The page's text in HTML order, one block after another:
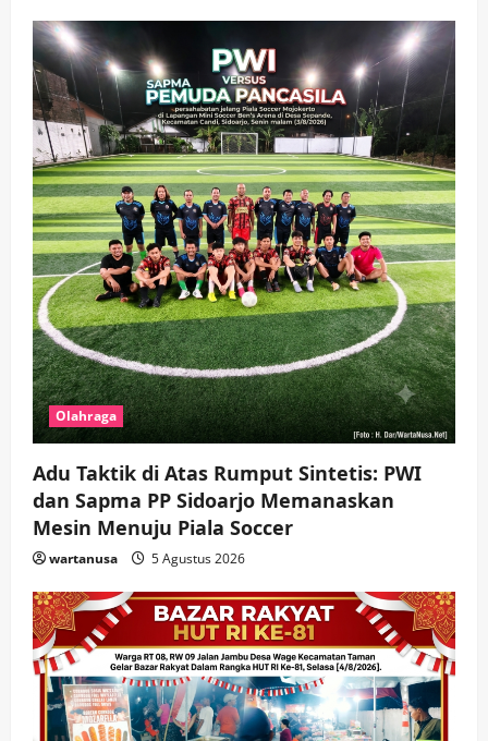
4 wartanusa 4 Agustus 2026
5
Keagamaan Pemerintahan
Hadir di Pengajian Qurrota A’yun,
Wabup Sidoarjo Minta Doa Jamaah
Agar Tetap Amanah Memimpin
wartanusa 4 Agustus 2026
Olahraga
Adu Taktik di Atas Rumput Sintetis: PWI
dan Sapma PP Sidoarjo Memanaskan
Mesin Menuju Piala Soccer
wartanusa 5 Agustus 2026